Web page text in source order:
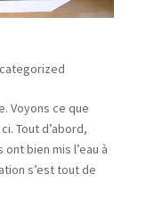
Voyons ce que
Tout d’abord,
bien mis l’eau à
s’est tout de